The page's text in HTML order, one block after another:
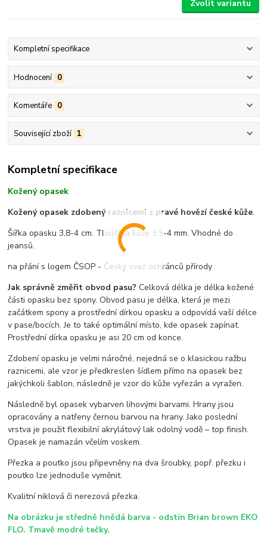
Zvolit variantu
Kompletní specifikace
Hodnocení 0
Komentáře 0
Související zboží 1
Kompletní specifikace
Kožený opasek
Kožený opasek zdobený raznicemi z pravé hovězí české kůže.
Šířka opasku 3,8-4 cm. Tloušťka kůže 3,5-4 mm. Vhodné do
jeansů.
na přání s logem ČSOP - Český svaz ochránců přírody
Jak správně změřit obvod pasu?Celková délka je délka kožené
části opasku bez spony. Obvod pasu je délka, která je mezi
začátkem spony a prostřední dírkou opasku a odpovídá vaší délce
v pase/bocích. Je to také optimální místo, kde opasek zapínat.
Prostřední dírka opasku je asi 20 cm od konce.
Zdobení opasku je velmi náročné, nejedná se o klasickou ražbu
raznicemi, ale vzor je předkreslen šídlem přímo na opasek bez
jakýchkoli šablon, následně je vzor do kůže vyřezán a vyražen.
Následně byl opasek vybarven lihovými barvami. Hrany jsou
opracovány a natřeny černou barvou na hrany. Jako poslední
vrstva je použit flexibilní akrylátový lak odolný vodě – top finish.
Opasek je namazán včelím voskem.
Přezka a poutko jsou připevněny na dva šroubky, popř. přezku i
poutko lze jednoduše vyměnit.
Kvalitní niklová či nerezová přezka.
Na obrázku je středně hnědá barva - odstín Brian brown EKO
FLO. Tmavě modré tečky.